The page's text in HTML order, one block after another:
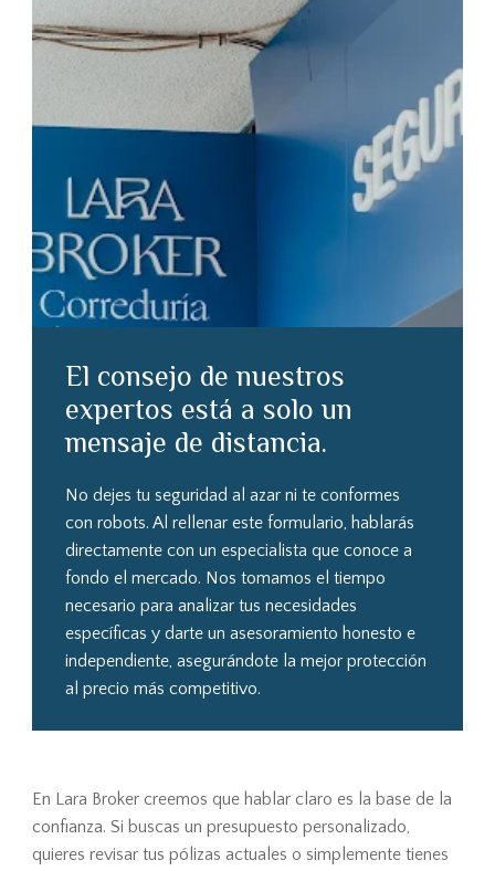
El consejo de nuestros
expertos está a solo un
mensaje de distancia.
No dejes tu seguridad al azar ni te conformes
con robots. Al rellenar este formulario, hablarás
directamente con un especialista que conoce a
fondo el mercado. Nos tomamos el tiempo
necesario para analizar tus necesidades
específicas y darte un asesoramiento honesto e
independiente, asegurándote la mejor protección
al precio más competitivo.
En Lara Broker creemos que hablar claro es la base de la
confianza. Si buscas un presupuesto personalizado,
quieres revisar tus pólizas actuales o simplemente tienes